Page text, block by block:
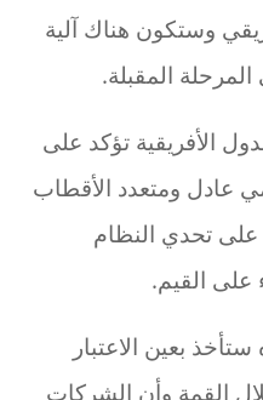
وستكون هناك آلية
المقبلة.
الأفريقية تؤكد على
عادل ومتعدد الأقطاب
تحدي النظام
على القيم.
بعين الاعتبار
القمة وأن الشركات